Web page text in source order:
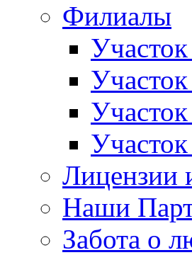
Филиалы
Лицензии
Наши
Забота о